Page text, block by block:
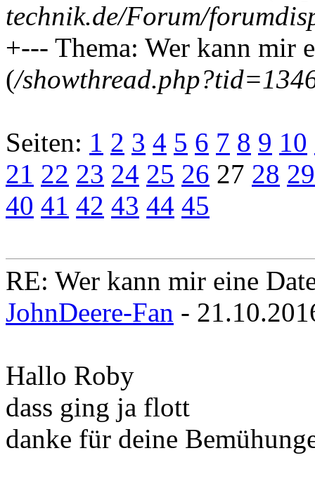
technik.de/Forum/
+--- Thema: Wer kann mir
(/
Seiten: 1 2 3 4 5 6 7 8 9 10
21 22 23 24 25 26 27 28 29
40 41 42 43 44 45
RE: Wer kann mir eine
JohnDeere-Fan -
Hallo Roby
dass ging ja flott
danke für deine